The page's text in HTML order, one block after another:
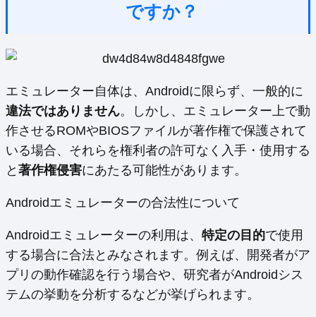
ですか？
エミュレーター自体は、Androidに限らず、一般的に
違法ではありません。しかし、エミュレーター上で動
作させるROMやBIOSファイルが著作権で保護されて
いる場合、それらを権利者の許可なく入手・使用する
と 著作権侵害にあたる可能性があります。
Androidエミュレーターの合法性について
Androidエミュレーターの利用は、 特定の目的で使用
する場合に合法とみなされます。例えば、開発者がア
プリの動作確認を行う場合や、研究者がAndroidシス
テムの挙動を分析するなどが挙げられます。